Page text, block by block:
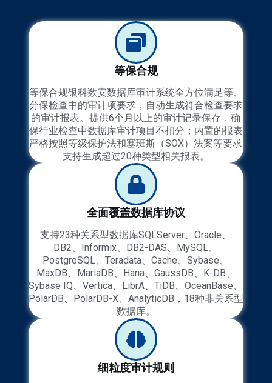
等保合规
等保合规银科数安数据库审计系统全方位满足等、
分保检查中的审计项要求，自动生成符合检查要求
的审计报表。提供6个月以上的审计记录保存，确
保行业检查中数据库审计项目不扣分；内置的报表
严格按照等级保护法和塞班斯（SOX）法案等要求
支持生成超过20种类型相关报表。
全面覆盖数据库协议
支持23种关系型数据库SQLServer、Oracle、
DB2、Informix、DB2-DAS、MySQL、
PostgreSQL、Teradata、Cache、Sybase、
MaxDB、MariaDB、Hana、GaussDB、K-DB、
Sybase IQ、Vertica、LibrA、TiDB、OceanBase、
PolarDB、PolarDB-X、AnalyticDB，18种非关系型
数据库。
细粒度审计规则